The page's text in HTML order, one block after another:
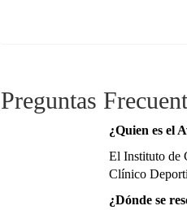
Preguntas
¿Quien es el
El Instituto de
Clínico
¿Dónde se